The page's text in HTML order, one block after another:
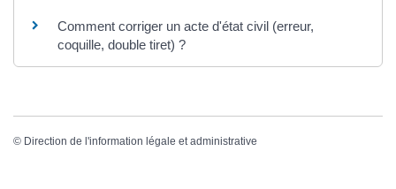
Comment corriger un acte d'état civil (erreur,
coquille, double tiret) ?
© Direction de l'information légale et administrative